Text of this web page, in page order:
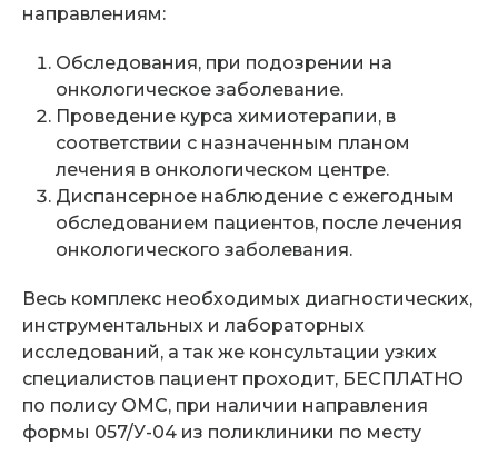
направлениям:
Обследования, при подозрении на
онкологическое заболевание.
Проведение курса химиотерапии, в
соответствии с назначенным планом
лечения в онкологическом центре.
Диспансерное наблюдение с ежегодным
обследованием пациентов, после лечения
онкологического заболевания.
Весь комплекс необходимых диагностических,
инструментальных и лабораторных
исследований, а так же консультации узких
специалистов пациент проходит, БЕСПЛАТНО
по полису ОМС, при наличии направления
формы 057/У-04 из поликлиники по месту